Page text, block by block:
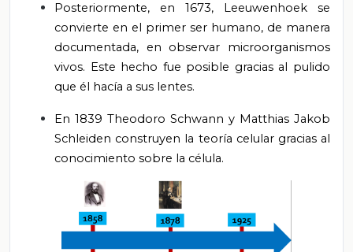
Posteriormente, en 1673, Leeuwenhoek se
convierte en el primer ser humano, de manera
documentada, en observar microorganismos
vivos. Este hecho fue posible gracias al pulido
que él hacía a sus lentes.
En 1839 Theodoro Schwann y Matthias Jakob
Schleiden construyen la teoría celular gracias al
conocimiento sobre la célula.